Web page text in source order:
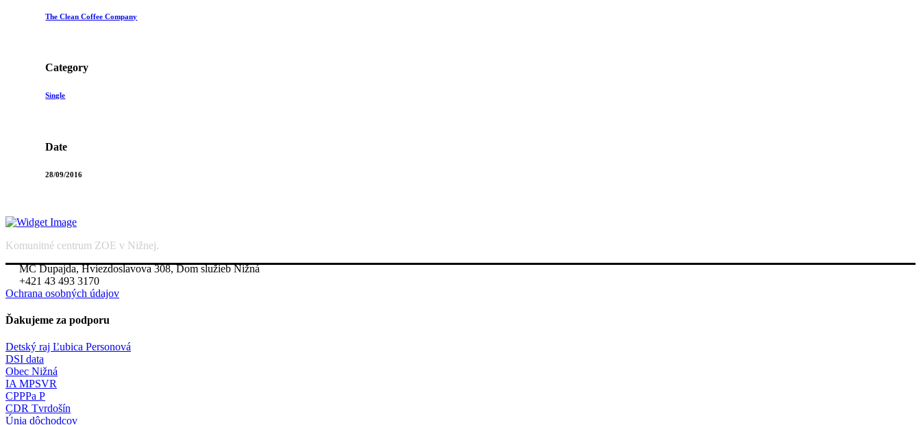
The Clean Coffee Company
Category
Single
Date
28/09/2016
Komunitné centrum ZOE v Nižnej.
MC Dupajda, Hviezdoslavova 308, Dom služieb Nižná
+421 43 493 3170
Ochrana osobných údajov
Ďakujeme za podporu
Detský raj Ľubica Personová
DSI data
Obec Nižná
IA MPSVR
CPPPa P
CDR Tvrdošín
Únia dôchodcov